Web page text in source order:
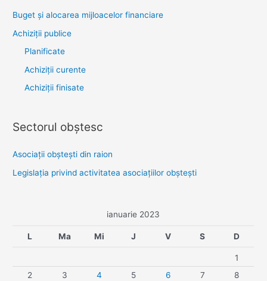
Buget și alocarea mijloacelor financiare
Achiziţii publice
Planificate
Achiziții curente
Achiziții finisate
Sectorul obştesc
Asociaţii obşteşti din raion
Legislaţia privind activitatea asociaţiilor obşteşti
ianuarie 2023
L Ma Mi J V S D
1
2
3 4 5 6 7 8